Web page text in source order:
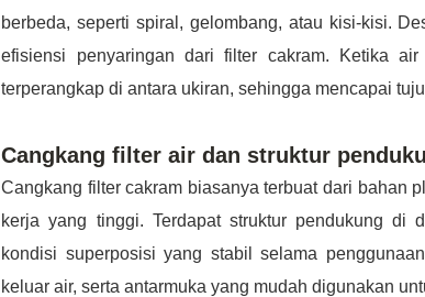
berbeda, seperti spiral, gelombang, atau kisi-kisi.
efisiensi penyaringan dari filter cakram. Ketika
terperangkap di antara ukiran, sehingga mencapai
Cangkang filter air dan struktur
Cangkang filter cakram biasanya terbuat dari bahan
kerja yang tinggi. Terdapat struktur pendukung di
kondisi superposisi yang stabil selama
keluar air, serta antarmuka yang mudah digunakan